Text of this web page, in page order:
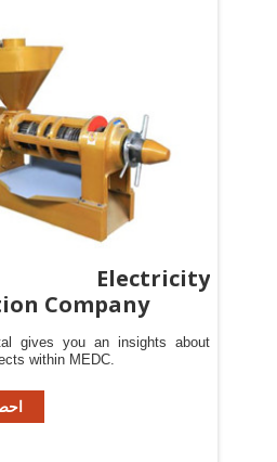
Electricity
Company
gives you an insights about
within MEDC.